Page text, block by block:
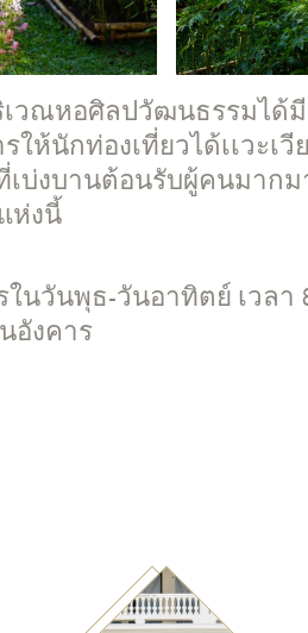
วณหอศิลปวัฒนธรรมได้
ให้นักท่องเที่ยวได้เเวะเ
เบ่งบานต้อนรับผู้คนมาก
ห่งนี้
นวันพุธ-วันอาทิตย์ เวลา
อังคาร